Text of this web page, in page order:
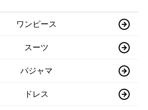
ワンピース
スーツ
パジャマ
ドレス